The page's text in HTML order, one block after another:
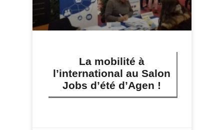
La mobilité à
l’international au Salon
Jobs d’été d’Agen !